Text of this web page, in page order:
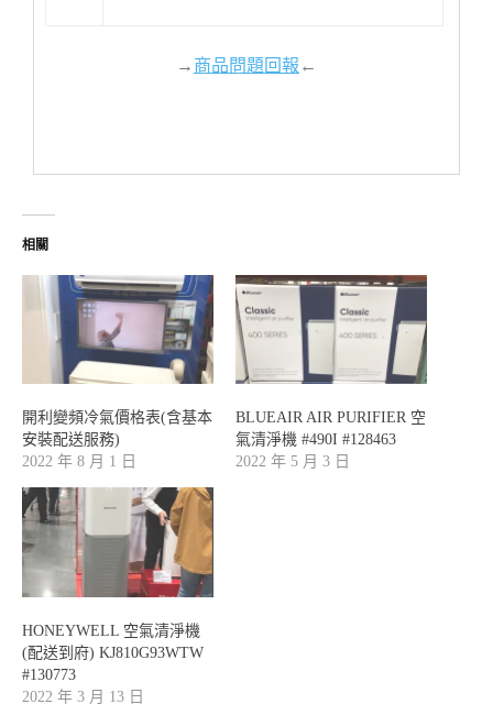
→商品問題回報←
相關
開利變頻冷氣價格表(含基本
安裝配送服務)
2022 年 8 月 1 日
BLUEAIR AIR PURIFIER 空
氣清淨機 #490I #128463
2022 年 5 月 3 日
HONEYWELL 空氣清淨機
(配送到府) KJ810G93WTW
#130773
2022 年 3 月 13 日